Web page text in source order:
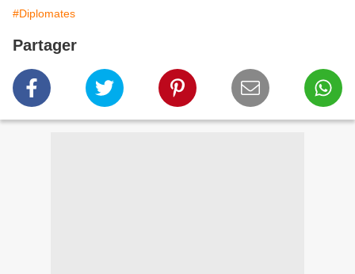
#Diplomates
Partager